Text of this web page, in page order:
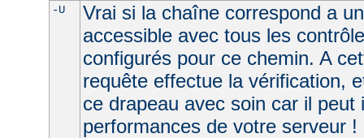
-U
Vrai si la chaîne correspond a
accessible avec tous les
configurés pour ce chemin. A
requête effectue la vérification,
ce drapeau avec soin car il peut
performances de votre serveur !